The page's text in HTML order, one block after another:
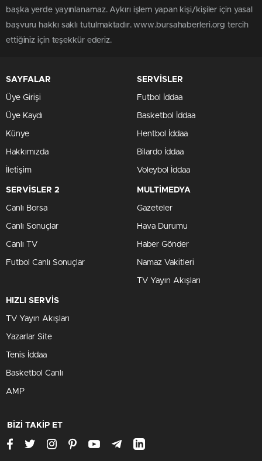
başka yerde yayınlanamaz. Aykırı işlem yapan kişi/kişiler için yasal
başvuru hakkı saklı tutulmaktadır. www.bursahaberleri.org tercih
ettiğiniz için teşekkür ederiz.
SAYFALAR
Üye Girişi
Üye Kaydı
Künye
Hakkımızda
İletişim
SERVİSLER
Futbol İddaa
Basketbol İddaa
Hentbol İddaa
Bilardo İddaa
Voleybol İddaa
SERVİSLER 2
Canlı Borsa
Canlı Sonuçlar
Canlı TV
Futbol Canlı Sonuçlar
MULTİMEDYA
Gazeteler
Hava Durumu
Haber Gönder
Namaz Vakitleri
TV Yayın Akışları
HIZLI SERVİS
TV Yayın Akışları
Yazarlar Site
Tenis İddaa
Basketbol Canlı
AMP
BİZİ TAKİP ET